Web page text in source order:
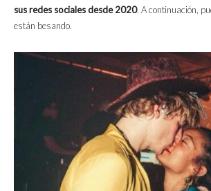
sus redes sociales desde 2020. A continuación,
están besando.